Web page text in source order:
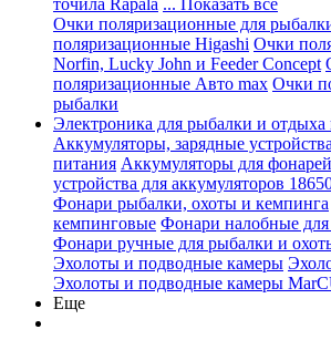
точила Rapala ... Показать все
Очки поляризационные для
поляризационные Higashi Очки
Norfin, Lucky John и Feeder Concept
поляризационные Авто max Очки
рыбалки
Электроника для рыбалки и отдыха
Аккумуляторы, зарядные
питания Аккумуляторы для фонарей
устройства для аккумуляторов
Фонари рыбалки, охоты и кемпинга
кемпинговые Фонари налобные
Фонари ручные для рыбалки и
Эхолоты и подводные камеры
Эхолоты и подводные камеры
Еще